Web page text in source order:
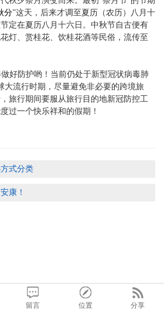
分”这天，后来才调至夏历（农历）八月十
定在夏历八月十六日。中秋节自古便有
灯、赏桂花、饮桂花酒等民俗，流传至
好防护哟！当前仍处于新型冠状病毒肺
大流行时期，尽量避免非必要的跨境旅
旅行期间要服从旅行目的地新冠防控工
过一个快乐祥和的假期！
式分类
康！
留言 位置 分享